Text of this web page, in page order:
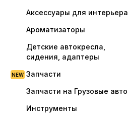
Аксессуары для интерьера
Ароматизаторы
Детские автокресла,
сидения, адаптеры
Запчасти
Запчасти на Грузовые авто
Инструменты